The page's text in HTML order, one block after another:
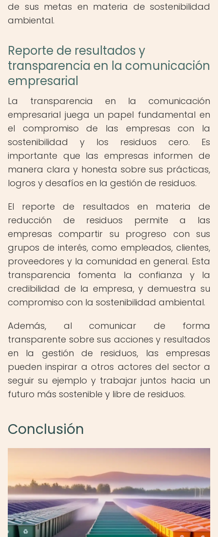
de sus metas en materia de sostenibilidad
ambiental.
Reporte de resultados y
transparencia en la comunicación
empresarial
La transparencia en la comunicación
empresarial juega un papel fundamental en
el compromiso de las empresas con la
sostenibilidad y los residuos cero. Es
importante que las empresas informen de
manera clara y honesta sobre sus prácticas,
logros y desafíos en la gestión de residuos.
El reporte de resultados en materia de
reducción de residuos permite a las
empresas compartir su progreso con sus
grupos de interés, como empleados, clientes,
proveedores y la comunidad en general. Esta
transparencia fomenta la confianza y la
credibilidad de la empresa, y demuestra su
compromiso con la sostenibilidad ambiental.
Además, al comunicar de forma
transparente sobre sus acciones y resultados
en la gestión de residuos, las empresas
pueden inspirar a otros actores del sector a
seguir su ejemplo y trabajar juntos hacia un
futuro más sostenible y libre de residuos.
Conclusión